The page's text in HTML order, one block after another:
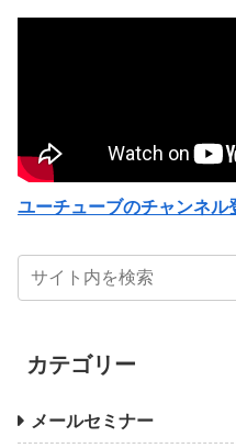
ユーチューブのチャンネル
カテゴリー
メールセミナー